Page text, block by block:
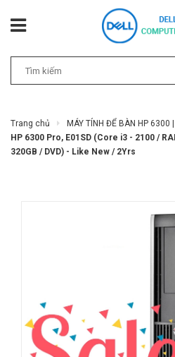
Trang chủ MÁY TÍNH ĐỂ BÀN HP 6300
HP 6300 Pro, E01SD (Core i3 - 2100 /
320GB / DVD) - Like New / 2Yrs